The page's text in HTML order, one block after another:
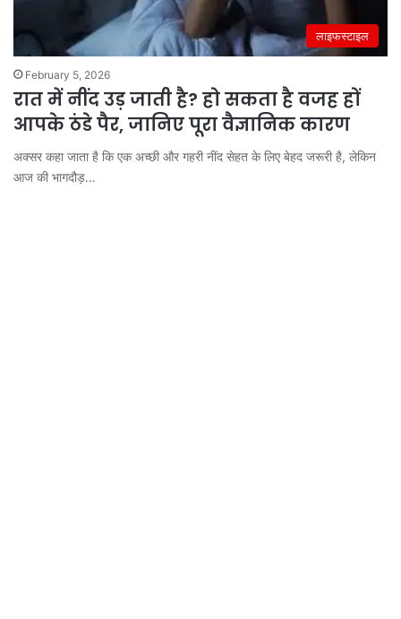
लाइफस्टाइल
February 5, 2026
रात में नींद उड़ जाती है? हो सकता है वजह हों
आपके ठंडे पैर, जानिए पूरा वैज्ञानिक कारण
अक्सर कहा जाता है कि एक अच्छी और गहरी नींद सेहत के लिए बेहद जरूरी है, लेकिन
आज की भागदौड़…